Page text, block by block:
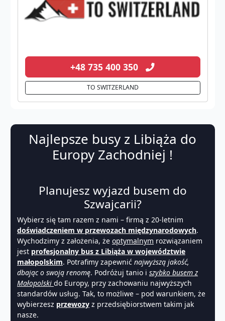
+48 735 400 350
TO SWITZERLAND
Najlepsze busy z Libiąża do
Europy Zachodniej !
Planujesz wyjazd busem do
Szwajcarii?
Wybierz się tam razem z nami – firmą z 20-letnim
doświadczeniem w przewozach międzynarodowych.
Wychodzimy z założenia, że optymalnym rozwiązaniem
jest profesjonalny bus z Libiąża w województwie
małopolskim. Potrafimy zapewnić najwyższą jakość,
dbając o swoją renomę. Podróżuj tanio i szybko busem z
Małopolski do Europy, przy zachowaniu najwyższych
standardów usług. Tak, to możliwe – pod warunkiem, że
wybierzesz przewozy z przedsiębiorstwem takim jak
nasze.